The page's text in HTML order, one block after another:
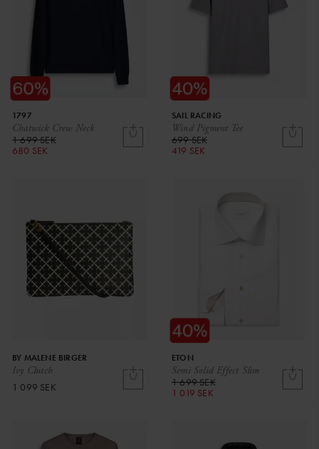
Chatwick Crew Neck
1797
1 699 SEK
680 SEK
Wind Pigment Tee
SAIL RACING
699 SEK
419 SEK
Ivy Clutch
BY MALENE BIRGER
1 099 SEK
Semi Solid Effect Slim
ETON
1 699 SEK
1 019 SEK